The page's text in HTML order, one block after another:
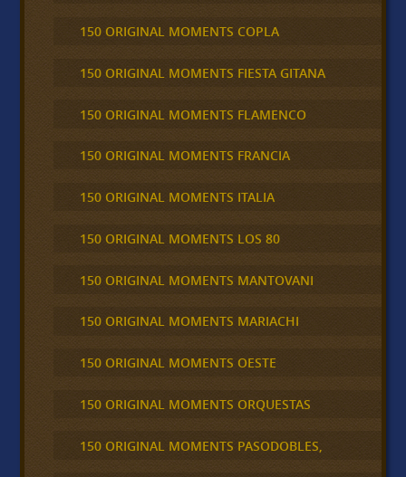
150 ORIGINAL MOMENTS COPLA
150 ORIGINAL MOMENTS FIESTA GITANA
150 ORIGINAL MOMENTS FLAMENCO
150 ORIGINAL MOMENTS FRANCIA
150 ORIGINAL MOMENTS ITALIA
150 ORIGINAL MOMENTS LOS 80
150 ORIGINAL MOMENTS MANTOVANI
150 ORIGINAL MOMENTS MARIACHI
150 ORIGINAL MOMENTS OESTE
150 ORIGINAL MOMENTS ORQUESTAS
150 ORIGINAL MOMENTS PASODOBLES,